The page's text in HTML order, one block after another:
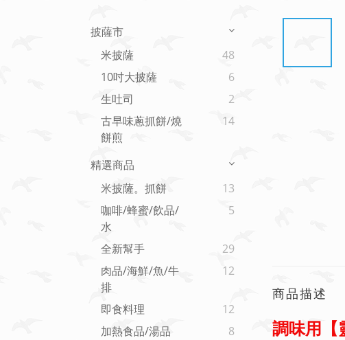
披薩市
米披薩
48
10吋大披薩
6
生吐司
2
古早味蔥抓餅/燒
餅煎
14
精選商品
米披薩。抓餅
13
咖啡/蜂蜜/飲品/
水
5
全新幫手
29
肉品/海鮮/魚/牛
排
12
即食料理
12
加熱食品/湯品
8
商品描述
調味用【